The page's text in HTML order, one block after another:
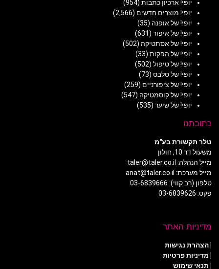
יופי! ארכיון כתבות (954)
יופי! מוצרים חדשים (2,566)
יופי! של אופנה (35)
יופי! של איפור (631)
יופי! של אסתטיקה (502)
יופי! של הפקות (33)
יופי! של טיפול (502)
יופי! של סלבס (73)
יופי! של ציפורניים (259)
יופי! של קוסמטיקה (547)
יופי! של שיער (535)
כתובתנו
טלר תקשורת בע"מ
משעול דר 10, חולון
מייל הנהלה: taler@taler.co.il
מייל מערכת: anat@taler.co.il
טלפון (רב קווי): 03-6839666
פקס: 03-6839626
מדיניות האתר
הצהרת נגישות
מדיניות פרטיות
| תנאי שימוש